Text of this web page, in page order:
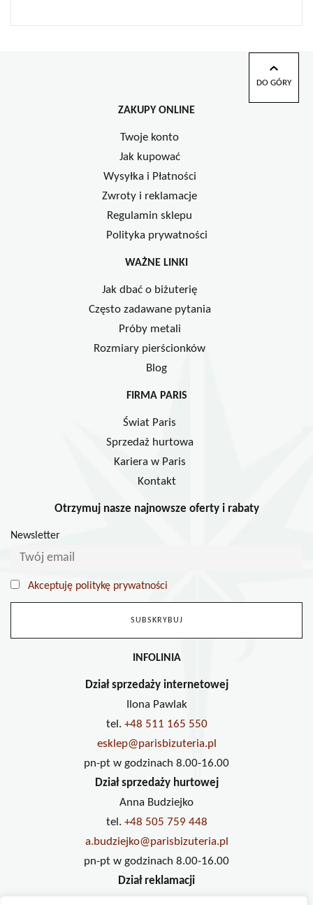
ZAKUPY ONLINE
Twoje konto
Jak kupować
Wysyłka i Płatności
Zwroty i reklamacje
Regulamin sklepu
Polityka prywatności
WAŻNE LINKI
Jak dbać o biżuterię
Często zadawane pytania
Próby metali
Rozmiary pierścionków
Blog
FIRMA PARIS
Świat Paris
Sprzedaż hurtowa
Kariera w Paris
Kontakt
Otrzymuj nasze najnowsze oferty i rabaty
Newsletter
Akceptuję politykę prywatności
INFOLINIA
Dział sprzedaży internetowej
Ilona Pawlak
tel. +48 511 165 550
esklep@parisbizuteria.pl
pn-pt w godzinach 8.00-16.00
Dział sprzedaży hurtowej
Anna Budziejko
tel. +48 505 759 448
a.budziejko@parisbizuteria.pl
pn-pt w godzinach 8.00-16.00
Dział reklamacji
DO GÓRY